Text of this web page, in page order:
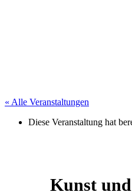
« Alle Veranstaltungen
Diese Veranstaltung hat
Kunst